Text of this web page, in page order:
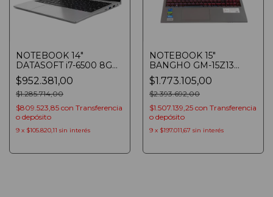
NOTEBOOK 14"
DATASOFT i7-6500 8GB
SSD 256GB FHD WIN 11
SILVER
$952.381,00
$1.285.714,00
$809.523,85 con Transferencia
o depósito
9 x $105.820,11 sin interés
NOTEBOOK 15"
BANGHO GM-15Z13
RTX3050 I7 F i7-13620H
16GB SSD 1TB RTX3050
FHD WIN 11
$1.773.105,00
$2.393.692,00
$1.507.139,25 con Transferencia
o depósito
9 x $197.011,67 sin interés